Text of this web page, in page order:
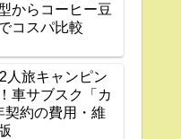
からコーヒー豆
コスパ比較
人旅キャンピン
車サブスク「カ
契約の費用・維